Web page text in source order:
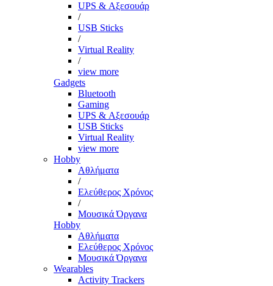
UPS & Αξεσουάρ
/
USB Sticks
/
Virtual Reality
/
view more
Gadgets
Bluetooth
Gaming
UPS & Αξεσουάρ
USB Sticks
Virtual Reality
view more
Hobby
Αθλήματα
/
Ελεύθερος Χρόνος
/
Μουσικά Όργανα
Hobby
Αθλήματα
Ελεύθερος Χρόνος
Μουσικά Όργανα
Wearables
Activity Trackers